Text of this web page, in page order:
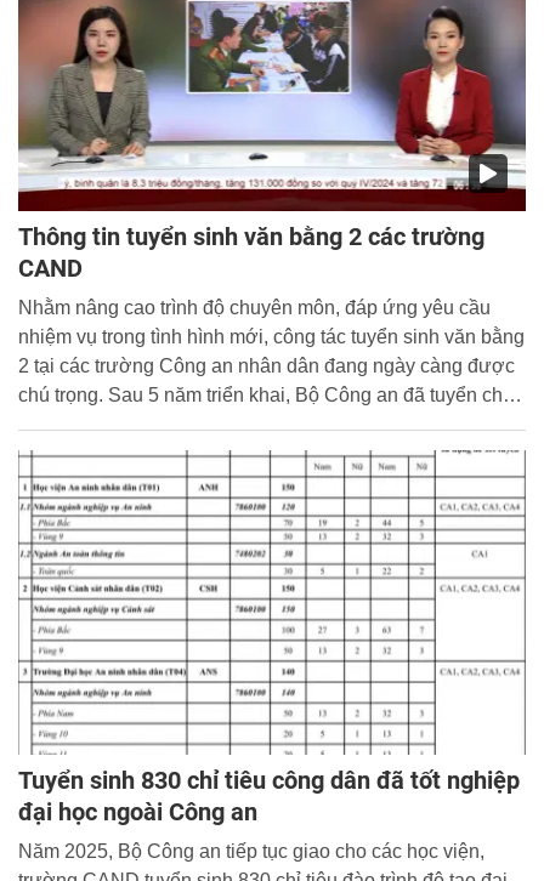
Thông tin tuyển sinh văn bằng 2 các trường
CAND
Nhằm nâng cao trình độ chuyên môn, đáp ứng yêu cầu
nhiệm vụ trong tình hình mới, công tác tuyển sinh văn bằng
2 tại các trường Công an nhân dân đang ngày càng được
chú trọng. Sau 5 năm triển khai, Bộ Công an đã tuyển chọn
cao. Năm 2025, Bộ Công an tiếp tục tuyển sinh văn bằng
hai, đặc biệt năm nay sẽ tuyển thẳng với các thí sinh tốt
nghiệp loại giỏi chuyên ngành công nghệ thông tin, trí tuệ
nhân tạo AI .
Tuyển sinh 830 chỉ tiêu công dân đã tốt nghiệp
đại học ngoài Công an
Năm 2025, Bộ Công an tiếp tục giao cho các học viện,